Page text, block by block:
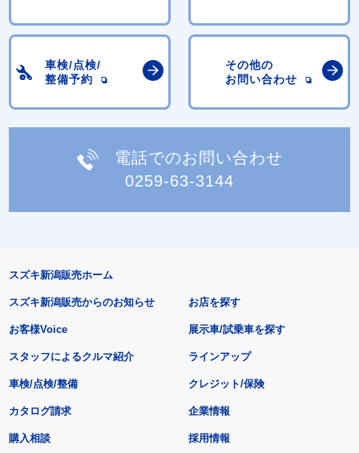
車検/点検/
整備予約
その他の
お問い合わせ
電話でのお問い合わせ
0259-63-3144
スズキ新潟販売ホーム
スズキ新潟販売からのお知らせ
お客様Voice
スタッフによるクルマ紹介
お店を探す
展示車/試乗車を探す
ラインアップ
車検/点検/整備 クレジット/保険
カタログ請求
購入相談
企業情報
採用情報